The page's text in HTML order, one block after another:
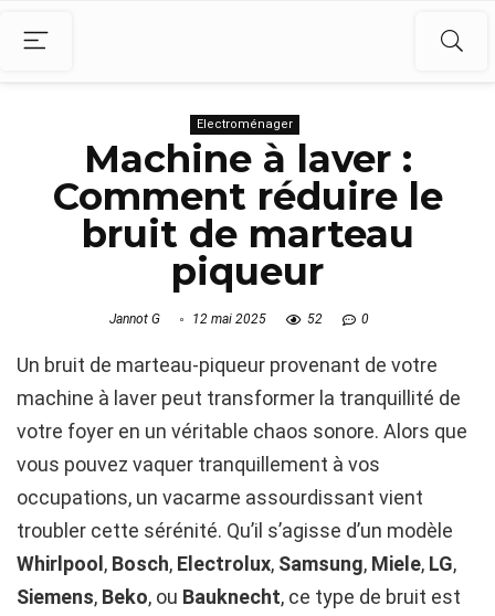
Electroménager
Machine à laver :
Comment réduire le
bruit de marteau
piqueur
Jannot G 12 mai 2025 52 0
Un bruit de marteau-piqueur provenant de votre
machine à laver peut transformer la tranquillité de
votre foyer en un véritable chaos sonore. Alors que
vous pouvez vaquer tranquillement à vos
occupations, un vacarme assourdissant vient
troubler cette sérénité. Qu’il s’agisse d’un modèle
Whirlpool, Bosch, Electrolux, Samsung, Miele, LG,
Siemens, Beko, ou Bauknecht, ce type de bruit est